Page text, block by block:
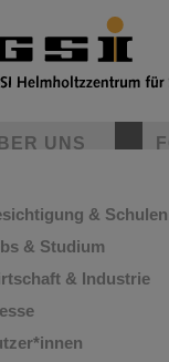
UNS
& Schulen
& Studium
& Industrie